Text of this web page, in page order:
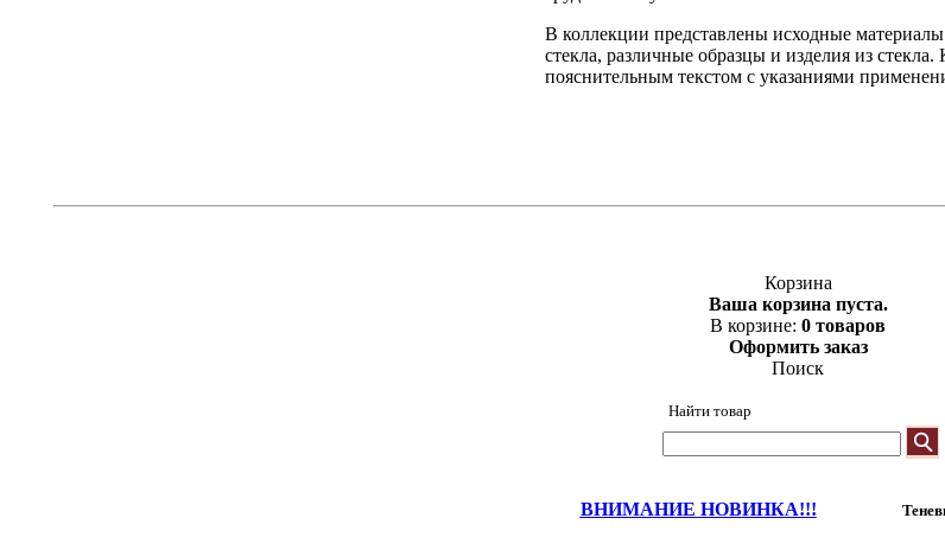
В коллекции представлены исходные
стекла, различные образцы и изделия из
пояснительным текстом с указаниями
Корзина
Ваша корзина пуста.
В корзине: 0 товаров
Оформить заказ
Поиск
Найти товар
ВНИМАНИЕ НОВИНКА!!!